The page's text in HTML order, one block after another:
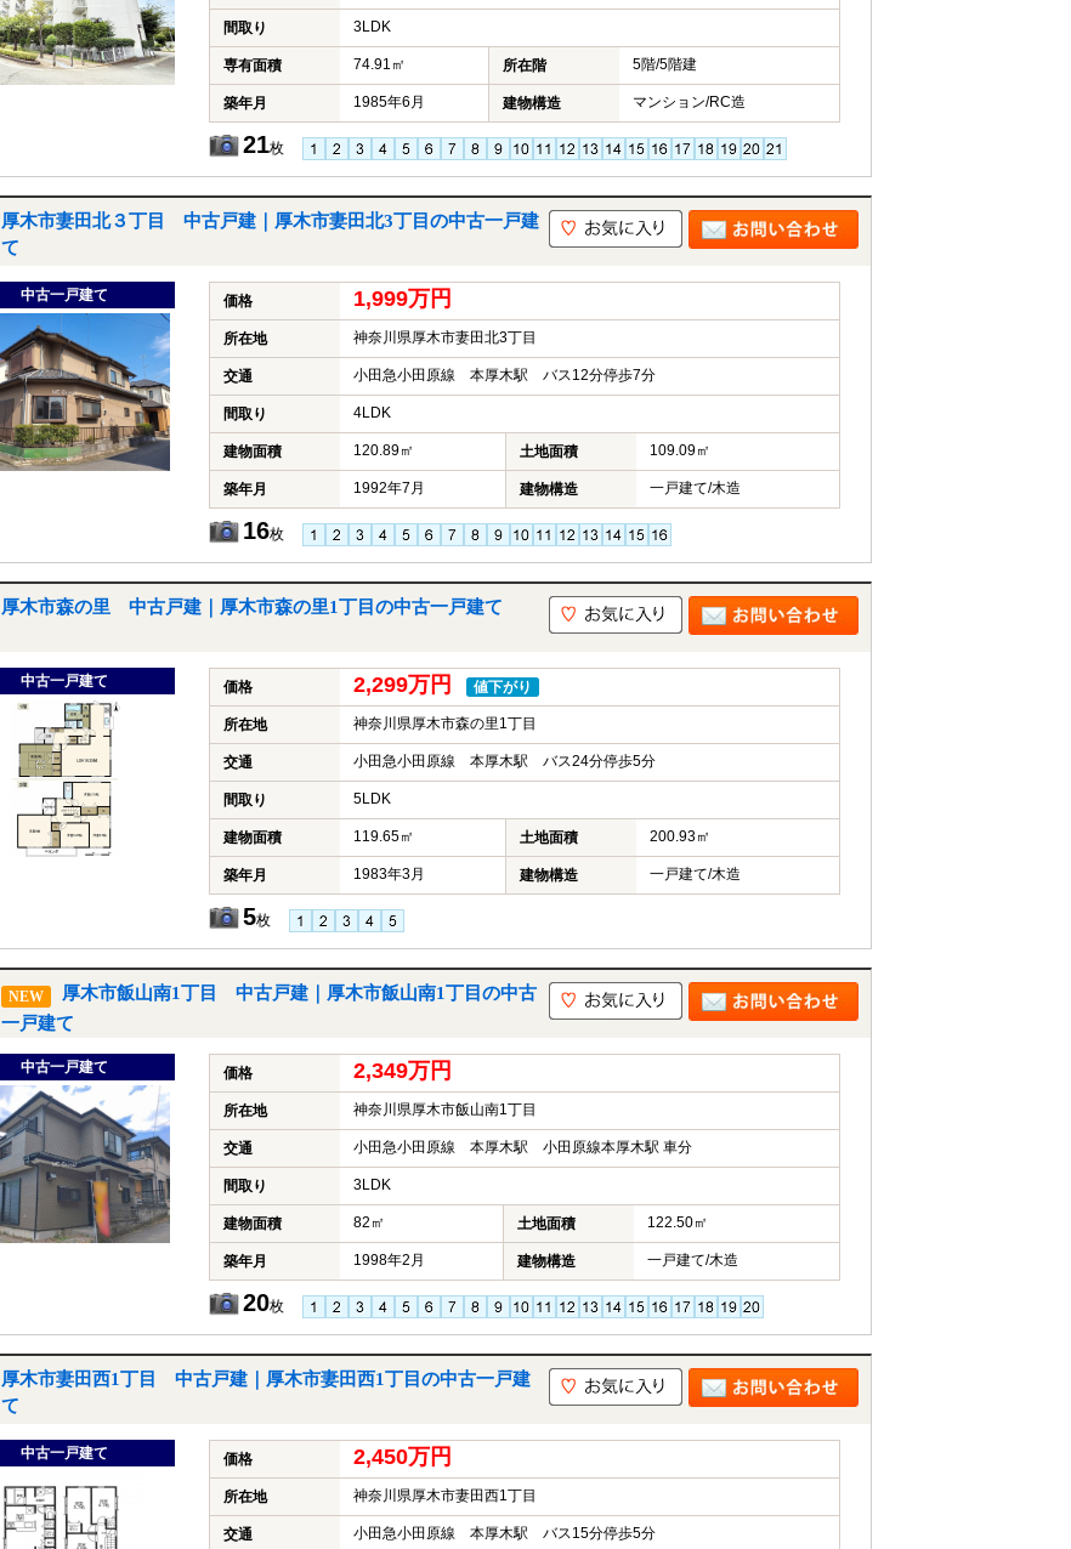
間取り 3LDK
専有面積 74.91㎡ 所在階 5階/5階建
築年月 1985年6月 建物構造 マンション/RC造
21枚
厚木市妻田北３丁目 中古戸建｜厚木市妻田北3丁目の中古一戸建
て
中古一戸建て 価格 1,999万円
所在地 神奈川県厚木市妻田北3丁目
交通 小田急小田原線 本厚木駅 バス12分停歩7分
間取り 4LDK
建物面積 120.89㎡ 土地面積 109.09㎡
築年月 1992年7月 建物構造 一戸建て/木造
16枚
厚木市森の里 中古戸建｜厚木市森の里1丁目の中古一戸建て
中古一戸建て 価格 2,299万円 値下がり
所在地 神奈川県厚木市森の里1丁目
交通 小田急小田原線 本厚木駅 バス24分停歩5分
間取り 5LDK
建物面積 119.65㎡ 土地面積 200.93㎡
築年月 1983年3月 建物構造 一戸建て/木造
5枚
NEW
厚木市飯山南1丁目 中古戸建｜厚木市飯山南1丁目の中古
一戸建て
中古一戸建て 価格 2,349万円
所在地 神奈川県厚木市飯山南1丁目
交通 小田急小田原線 本厚木駅 小田原線本厚木駅 車分
間取り 3LDK
建物面積 82㎡ 土地面積 122.50㎡
築年月 1998年2月 建物構造 一戸建て/木造
20枚
厚木市妻田西1丁目 中古戸建｜厚木市妻田西1丁目の中古一戸建
て
中古一戸建て 価格 2,450万円
所在地 神奈川県厚木市妻田西1丁目
交通 小田急小田原線 本厚木駅 バス15分停歩5分